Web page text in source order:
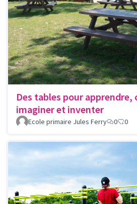
Des tables pour apprendre,
imaginer et inventer
Ecole primaire Jules Ferry 0 0